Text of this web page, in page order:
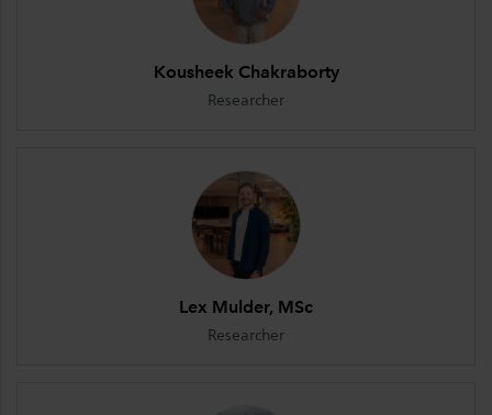
Kousheek Chakraborty
Researcher
Lex Mulder, MSc
Researcher